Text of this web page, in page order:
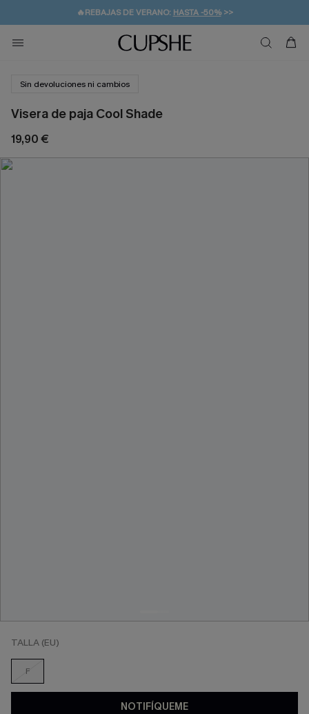
🔥REBAJAS DE VERANO: HASTA -50%>>
👒PROMOCIÓN DE VERANO:-10% EN 2 VESTIDOS
💌¡SUSCRIBIRSE & GANAR -10% EXTRA!
🚚ENVÍO GRATUITO A PARTIR DE 49 € >>
Sin devoluciones ni cambios
Visera de paja Cool Shade
19,90 €
TALLA (EU)
F
NOTIFÍQUEME